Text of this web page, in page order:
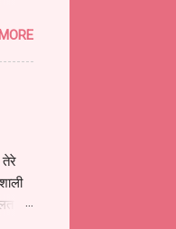
माँ
तेरे
न